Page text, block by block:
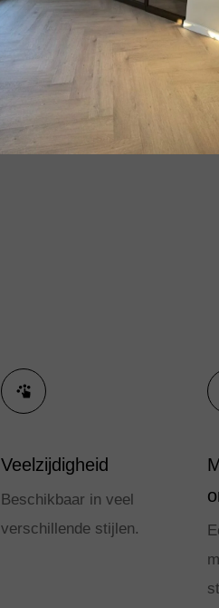
Veelzijdigheid
Beschikbaar in veel
verschillende stijlen.